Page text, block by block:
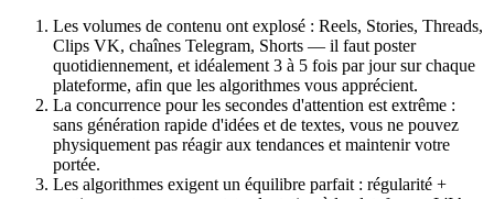
Les volumes de contenu ont explosé : Reels, Stories, Threads,
Clips VK, chaînes Telegram, Shorts — il faut poster
quotidiennement, et idéalement 3 à 5 fois par jour sur chaque
plateforme, afin que les algorithmes vous apprécient.
La concurrence pour les secondes d'attention est extrême :
sans génération rapide d'idées et de textes, vous ne pouvez
physiquement pas réagir aux tendances et maintenir votre
portée.
Les algorithmes exigent un équilibre parfait : régularité +